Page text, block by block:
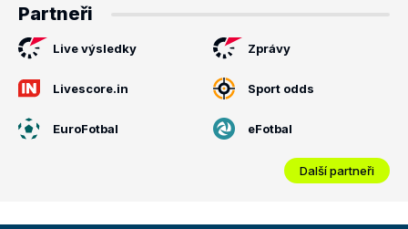
Partneři
Live výsledky Zprávy
Livescore.in Sport odds
EuroFotbal eFotbal
Další partneři